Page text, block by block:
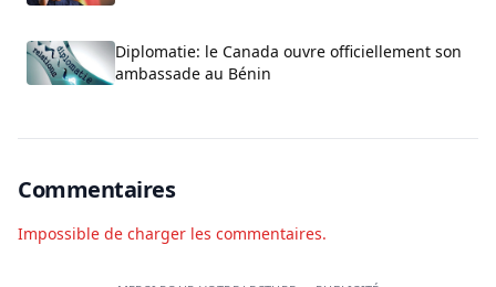
Diplomatie: le Canada ouvre officiellement son
ambassade au Bénin
Commentaires
Impossible de charger les commentaires.